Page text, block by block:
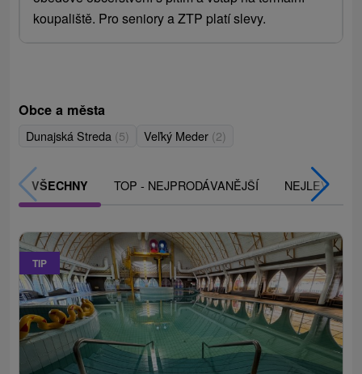
koupaliště. Pro seniory a ZTP platí slevy.
Obce a města
Dunajská Streda (5) Veľký Meder (2)
VŠECHNY TOP - NEJPRODÁVANĚJŠÍ NEJLEVNĚJŠÍ
TIP